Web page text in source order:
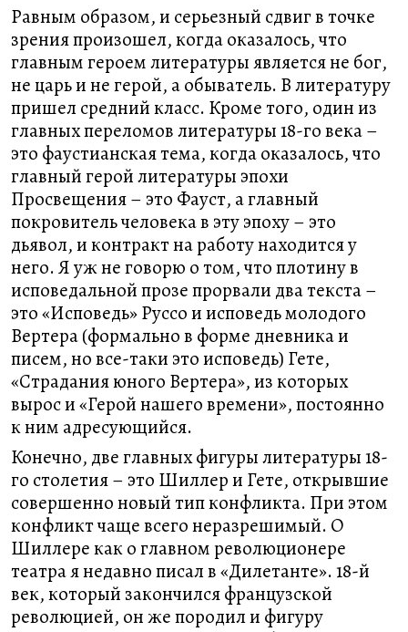
Равным образом, и серьезный сдвиг в точке
зрения произошел, когда оказалось, что
главным героем литературы является не бог,
не царь и не герой, а обыватель. В литературу
пришел средний класс. Кроме того, один из
главных переломов литературы 18-го века –
это фаустианская тема, когда оказалось, что
главный герой литературы эпохи
Просвещения – это Фауст, а главный
покровитель человека в эту эпоху – это
дьявол, и контракт на работу находится у
него. Я уж не говорю о том, что плотину в
исповедальной прозе прорвали два текста –
это «Исповедь» Руссо и исповедь молодого
Вертера (формально в форме дневника и
писем, но все-таки это исповедь) Гете,
«Страдания юного Вертера», из которых
вырос и «Герой нашего времени», постоянно
к ним адресующийся.
Конечно, две главных фигуры литературы 18-
го столетия – это Шиллер и Гете, открывшие
совершенно новый тип конфликта. При этом
конфликт чаще всего неразрешимый. О
Шиллере как о главном революционере
театра я недавно писал в «Дилетанте». 18-й
век, который закончился французской
революцией, он же породил и фигуру